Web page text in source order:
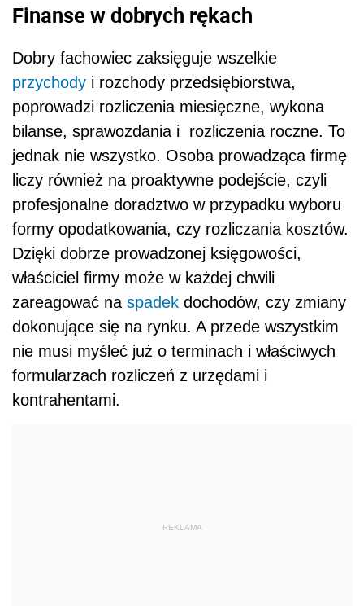
Finanse w dobrych rękach
Dobry fachowiec zaksięguje wszelkie
przychody i rozchody przedsiębiorstwa,
poprowadzi rozliczenia miesięczne, wykona
bilanse, sprawozdania i rozliczenia roczne. To
jednak nie wszystko. Osoba prowadząca firmę
liczy również na proaktywne podejście, czyli
profesjonalne doradztwo w przypadku wyboru
formy opodatkowania, czy rozliczania kosztów.
Dzięki dobrze prowadzonej księgowości,
właściciel firmy może w każdej chwili
zareagować na spadek dochodów, czy zmiany
dokonujące się na rynku. A przede wszystkim
nie musi myśleć już o terminach i właściwych
formularzach rozliczeń z urzędami i
kontrahentami.
REKLAMA